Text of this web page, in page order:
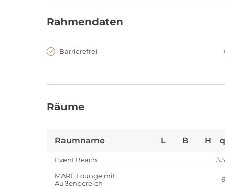
Hüttenzauber am Winterstrand
Rahmendaten
Barrierefrei
Räume
Raumname L B H
Event Beach
MARE Lounge mit
Außenbereich